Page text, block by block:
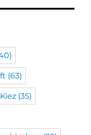
(63)
(35)